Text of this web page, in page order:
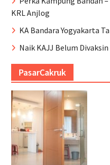
KRL Anjlog
KA Bandara Yogyakarta
Naik KAJJ Belum
PasarCakruk